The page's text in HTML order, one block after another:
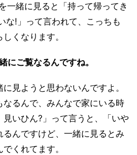
一緒に見ると「持って帰ってき
な!」って言われて、こっちも
くなります。
ご覧なるんですね。
見ようと思わないんですよ。
なるんで、みんなで家にいる時
見いひん?」って言うと、「いや
るんですけど、一緒に見るとみ
くれてます。